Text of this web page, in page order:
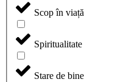
Scop în viață
Spiritualitate
Stare de bine